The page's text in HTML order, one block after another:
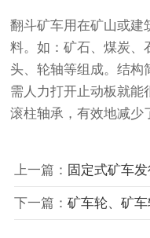
翻斗矿车用在矿山或建
料。如：矿石、煤炭、
头、轮轴等组成。结构
需人力打开止动板就能
滚柱轴承，有效地减少
上一篇： 固定式矿车
下一篇： 矿车轮、矿